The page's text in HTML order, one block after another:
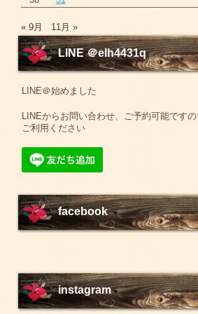
« 9月 11月 »
LINE ＠elh4431q
LINE＠始めました
LINEからお問い合わせ、ご予約可能です
ご利用ください
facebook
instagram